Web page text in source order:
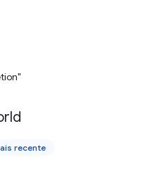
recente